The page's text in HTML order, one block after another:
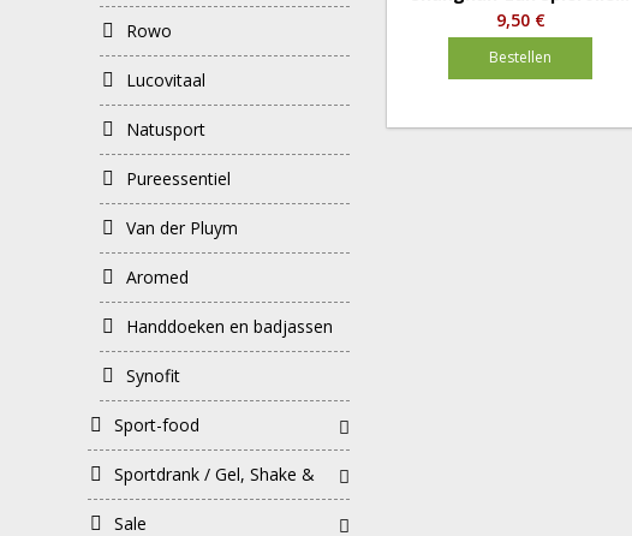
Rowo
Lucovitaal
Natusport
Pureessentiel
Van der Pluym
Aromed
Handdoeken en badjassen
Mattisson
Synofit
Sport-food
Sportdrank / Gel, Shake &
Repen
Sale
9,50 €
Bestellen